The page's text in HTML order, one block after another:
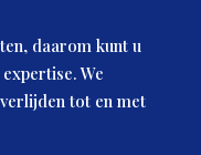
daarom kunt u
We
tot en met